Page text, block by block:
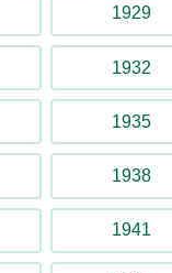
1929
1932
1935
1938
1941